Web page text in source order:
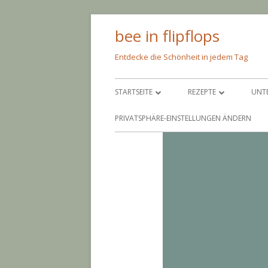
bee in flipflops
Entdecke die Schönheit in jedem Tag
Primäres
Menü
STARTSEITE
ÜBER MICH
REZEPTE
PFEIF AUF DIE KALORIEN
PRIVATSPHÄRE-EINSTELLUNGEN ÄNDERN